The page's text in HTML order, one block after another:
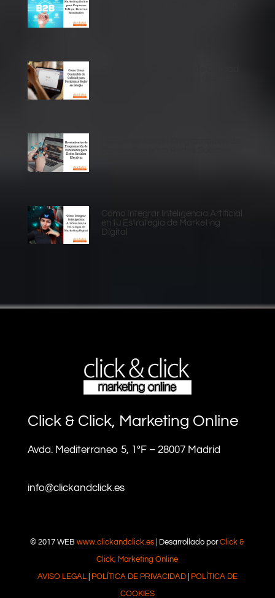
Cómo Integrar Inteligencia Artificial
en tu Estrategia de Marketing
Digital
Click & Click, Marketing Online
Avda. Mediterraneo 5, 1ºF – 28007 Madrid
info@clickandclick.es
© 2017 WEBwww.clickandclick.es | Desarrollado porClick &
Click, Marketing Online
AVISO LEGAL| POLÍTICA DE PRIVACIDAD|
POLÍTICA DE
COOKIES